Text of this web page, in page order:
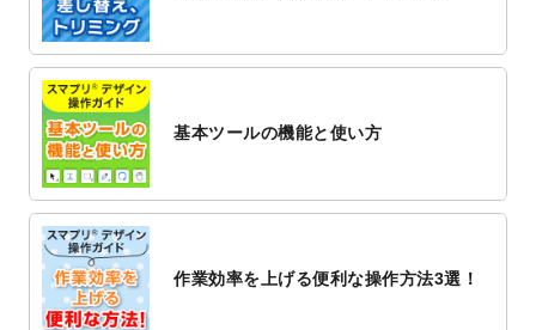
2022/12/1
2022/11/25
【新商品】封筒が作成できるようになりま
2022/11/25
【新商品】クリアファイルが作成できるよ
2022/11/4
しました。
2022/10/26
レートを追加しました。
2022/10/26
基本ツールの機能と使い方
作業効率を上げる便利な操作方法3選！